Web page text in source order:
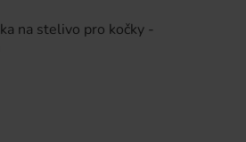
na stelivo pro kočky -